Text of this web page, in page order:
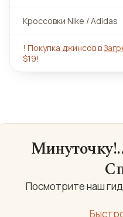
Кроссовки Nike / Adidas
! Покупка джинсов в
$19!
Посмотрите наш